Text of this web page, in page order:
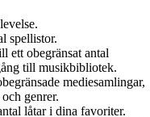
spellistor.
ett obegränsat antal
till musikbibliotek.
mediesamlingar,
genrer.
låtar i dina favoriter.